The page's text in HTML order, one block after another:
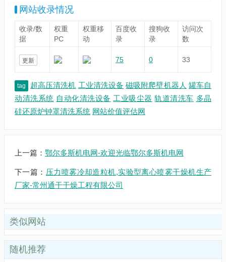
网站收录情况
收录/数
据
权重
PC
权重移
动
百度收
录
搜狗收
录
访问次
数
更新 75 0 33
tag 超高压清洗机 工业清洗设备 磁吸附爬壁机器人 罐车自
动清洗系统 自动化清洗设备 工业吸尘器 轨道清洗车 多晶
硅还原炉钟罩清洗系统 网站价值评估网
上一篇： 鄂尔多斯机电网-欢迎光临鄂尔多斯机电网
下一篇： 压力喷雾冷却造粒机,实验型离心喷雾干燥机生产
厂家-常州通干干燥工程有限公司
类似网站
随机推荐